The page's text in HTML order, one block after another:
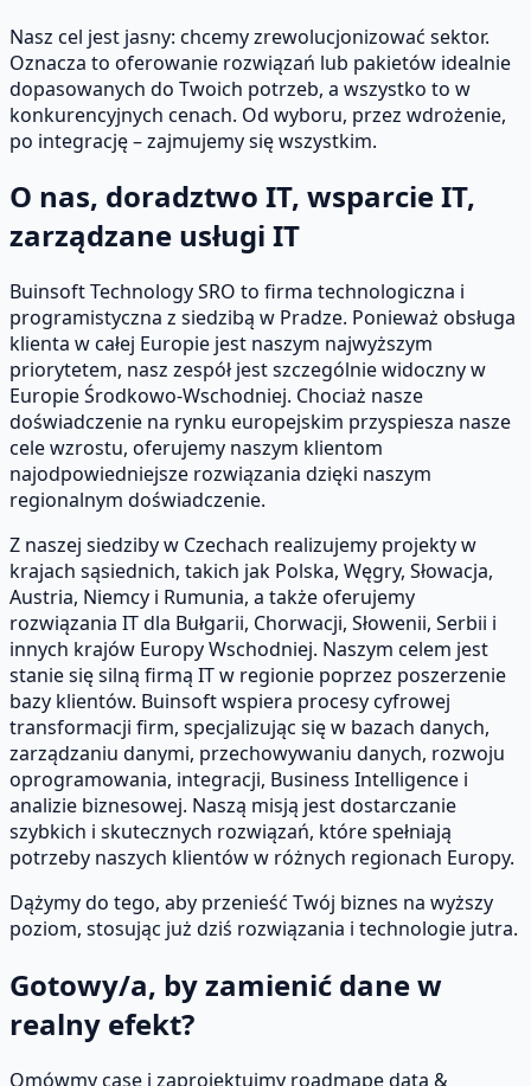
Nasz cel jest jasny: chcemy zrewolucjonizować sektor.
Oznacza to oferowanie rozwiązań lub pakietów idealnie
dopasowanych do Twoich potrzeb, a wszystko to w
konkurencyjnych cenach. Od wyboru, przez wdrożenie,
po integrację – zajmujemy się wszystkim.
O nas, doradztwo IT, wsparcie IT,
zarządzane usługi IT
Buinsoft Technology SRO to firma technologiczna i
programistyczna z siedzibą w Pradze. Ponieważ obsługa
klienta w całej Europie jest naszym najwyższym
priorytetem, nasz zespół jest szczególnie widoczny w
Europie Środkowo-Wschodniej. Chociaż nasze
doświadczenie na rynku europejskim przyspiesza nasze
cele wzrostu, oferujemy naszym klientom
najodpowiedniejsze rozwiązania dzięki naszym
regionalnym doświadczenie.
Z naszej siedziby w Czechach realizujemy projekty w
krajach sąsiednich, takich jak Polska, Węgry, Słowacja,
Austria, Niemcy i Rumunia, a także oferujemy
rozwiązania IT dla Bułgarii, Chorwacji, Słowenii, Serbii i
innych krajów Europy Wschodniej. Naszym celem jest
stanie się silną firmą IT w regionie poprzez poszerzenie
bazy klientów. Buinsoft wspiera procesy cyfrowej
transformacji firm, specjalizując się w bazach danych,
zarządzaniu danymi, przechowywaniu danych, rozwoju
oprogramowania, integracji, Business Intelligence i
analizie biznesowej. Naszą misją jest dostarczanie
szybkich i skutecznych rozwiązań, które spełniają
potrzeby naszych klientów w różnych regionach Europy.
Dążymy do tego, aby przenieść Twój biznes na wyższy
poziom, stosując już dziś rozwiązania i technologie jutra.
Gotowy/a, by zamienić dane w
realny efekt?
Omówmy case i zaprojektujmy roadmapę data &